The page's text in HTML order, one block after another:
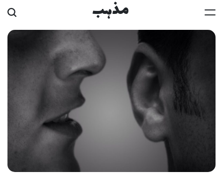
Skip
to
مذہب